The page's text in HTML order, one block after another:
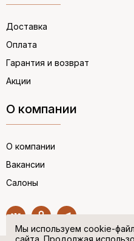
Доставка
Оплата
Гарантия и возврат
Акции
О компании
О компании
Вакансии
Салоны
Мы используем cookie-
сайта. Продолжая